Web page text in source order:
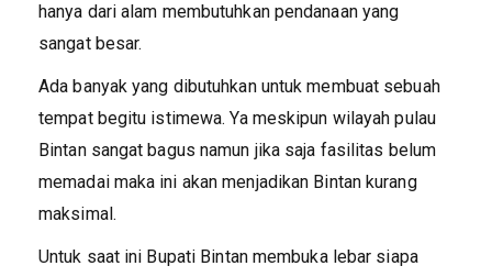
hanya dari alam membutuhkan pendanaan yang
sangat besar.
Ada banyak yang dibutuhkan untuk membuat sebuah
tempat begitu istimewa. Ya meskipun wilayah pulau
Bintan sangat bagus namun jika saja fasilitas belum
memadai maka ini akan menjadikan Bintan kurang
maksimal.
Untuk saat ini Bupati Bintan membuka lebar siapa